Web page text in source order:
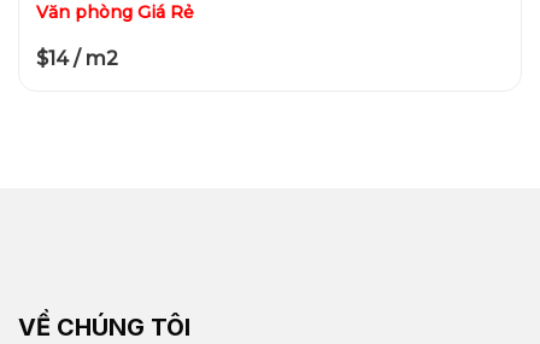
Văn phòng Giá Rẻ
$14 / m2
VỀ CHÚNG TÔI